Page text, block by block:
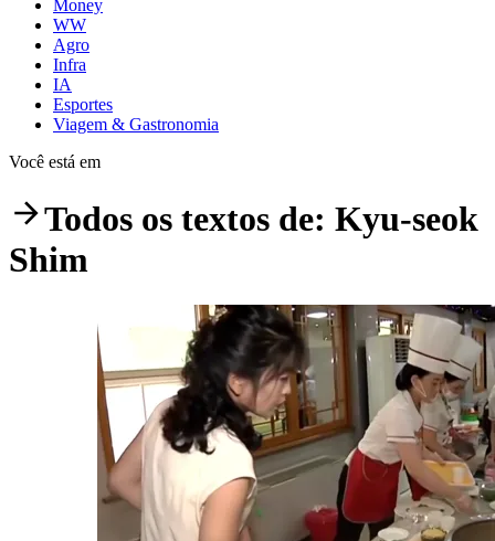
Money
WW
Agro
Infra
IA
Esportes
Viagem & Gastronomia
Você está em
Todos os textos de: Kyu-seok
Shim